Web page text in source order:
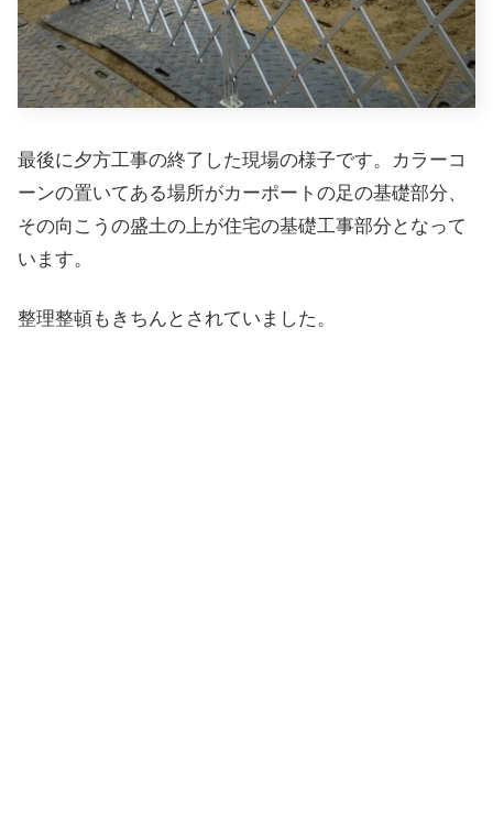
最後に夕方工事の終了した現場の様子です。カラーコ
ーンの置いてある場所がカーポートの足の基礎部分、
その向こうの盛土の上が住宅の基礎工事部分となって
います。
整理整頓もきちんとされていました。